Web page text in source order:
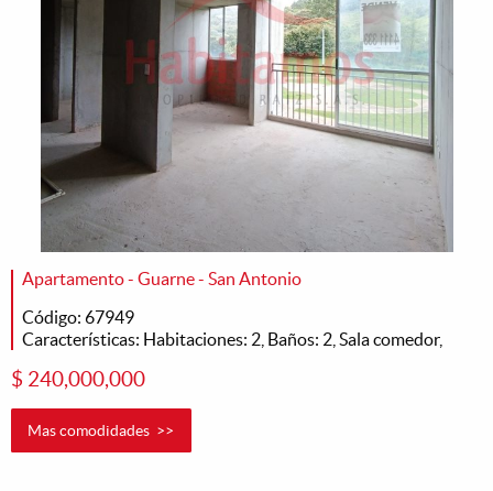
Apartamento - Guarne - San Antonio
Código: 67949
Características: Habitaciones: 2, Baños: 2, Sala comedor,
$ 240,000,000
Mas comodidades >>